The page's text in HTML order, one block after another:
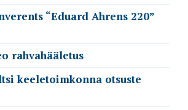
“Eduard Ahrens 220”
rahvahääletus
keeletoimkonna otsuste